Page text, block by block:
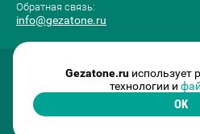
Обратная связь:
info@gezatone.ru
2009-2026 ©GEZATONE I.T.C.
Gezatone.ruиспользует
технологии и
OK